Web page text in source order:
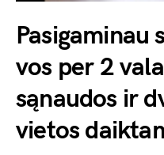
Pasigaminau
vos per 2
sąnaudos ir
vietos